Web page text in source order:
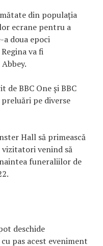
din populația
ecrane pentru a
doua epoci
va fi
de BBC One și BBC
pe diverse
Hall să primească
venind să
funeraliilor de
deschide
pas acest eveniment